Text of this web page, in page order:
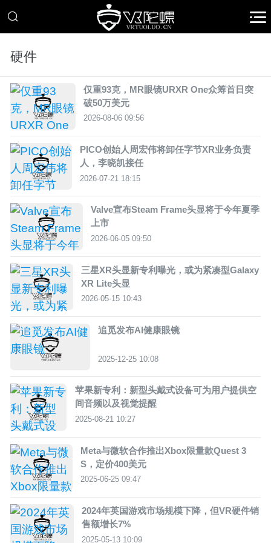
硬件
仅重93克，MR眼镜URXR One众筹首日突
破50万美元
2026-08-06 09:56
PICO创始人周宏伟将卸任字节XR业务负责
人，李晓凯接任
2026-07-21 18:15
Valve宣布Steam Frame头显将于今年夏季
上市
2026-06-05 09:50
三星XR头显新专利曝光，或为紧凑型Galaxy
XR Lite头显
2026-05-15 10:43
追觅发布AI健康眼镜
2025-12-25 10:08
苹果新专利：新型头戴式设备可为用户提供空
间音频以及视觉提醒
2025-08-21 10:27
Meta与微软合作推出Xbox限量款Quest 3
S，定价400美元
2025-06-25 09:47
2024年英国游戏市场规模下降，但VR硬件销
售额增长7%
2025-05-13 10:09